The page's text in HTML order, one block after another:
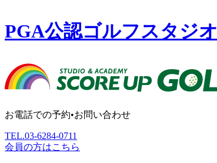
PGA公認ゴルフスタジオ
お電話での予約•お問い合わせ
TEL.03-6284-0711
会員の方はこちら